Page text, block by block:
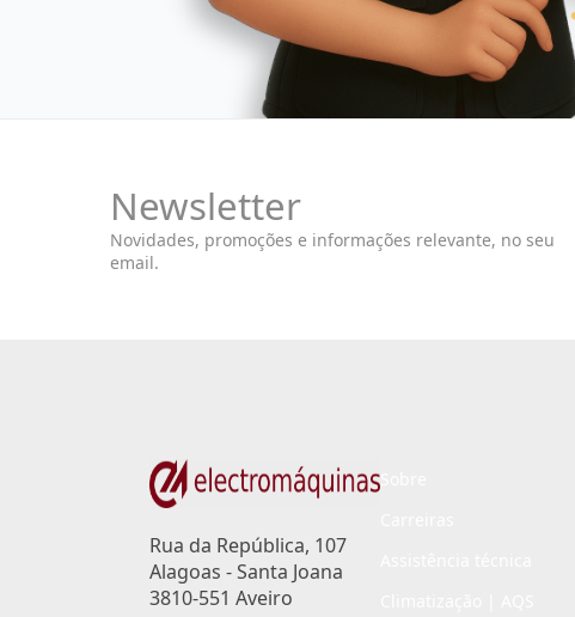
Newsletter
Novidades, promoções e informações relevante, no seu
email.
Rua da República, 107
Alagoas - Santa Joana
3810-551 Aveiro